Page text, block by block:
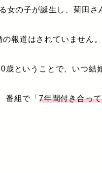
女の子が誕生し、菊田さ
報道はされていません。
ということで、いつ結
番組で「 7年間付き合っ